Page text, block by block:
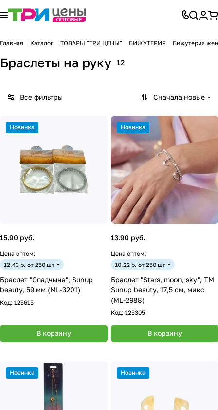
Главная Каталог ТОВАРЫ "ТРИ ЦЕНЫ" БИЖУТЕРИЯ Бижутерия
Браслеты на руку 12
Все фильтры Сначала новые
Новинка
15.90 руб.
Цена оптом:
12.43 р. от 250 шт
Браслет "Спадчына", Sunup
beauty, 59 мм (ML-3201)
Код: 125615
В корзину
Новинка
13.90 руб.
Цена оптом:
10.22 р. от 250 шт
Браслет "Stars, moon, sky", ТМ
Sunup beauty, 17,5 см, микс
(ML-2988)
Код: 125305
В корзину
Новинка Новинка